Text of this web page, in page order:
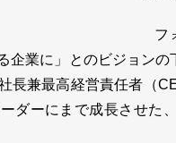
フ
企業に」とのビジョン
長兼最高経営責任者（
ダーにまで成長させた